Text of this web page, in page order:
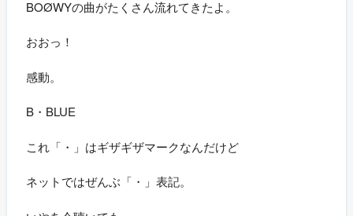
BOØWYの曲がたくさん流れてきたよ。
おおっ！
感動。
B・BLUE
これ「・」はギザギザマークなんだけど
ネットではぜんぶ「・」表記。